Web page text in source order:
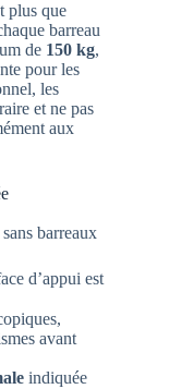
plus que
barreau
de 150 kg,
pour les
les
et ne pas
aux
barreaux
d’appui est
avant
indiquée